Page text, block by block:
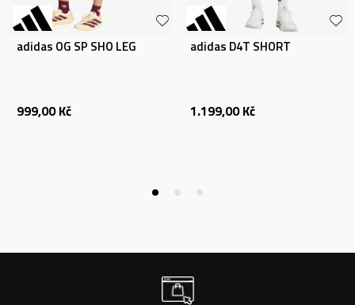
adidas OG SP SHO LEG
999,00 Kč
adidas D4T SHORT
1.199,00 Kč